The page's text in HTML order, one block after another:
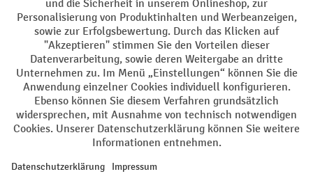
Impressum Datenschutz
Barrierefreiheit Privacy Settings
Alle Preise exkl. gesetzl. Mehrwertsteuer zzgl.Versandkostenund ggf.
Nachnahmegebühren, wenn nicht anders angegeben.
¹ Der Rabatt gilt so lange der Vorrat reicht. Der Rabatt gilt nicht auf
oder Gutscheinen ist nicht möglich. | ² Der Rabatt wird einmalig bei